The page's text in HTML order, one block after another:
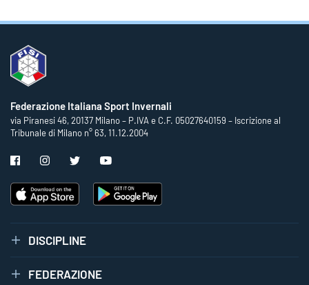
Federazione Italiana Sport Invernali
via Piranesi 46, 20137 Milano – P.IVA e C.F. 05027640159 – Iscrizione al
Tribunale di Milano n° 63, 11.12.2004
DISCIPLINE
FEDERAZIONE